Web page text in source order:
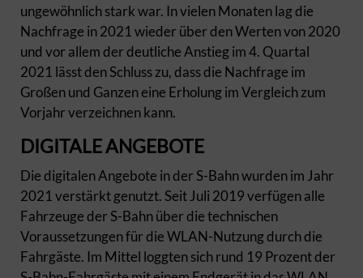
ungewöhnlich stark war. In vielen Monaten lag die
Nachfrage in 2021 wieder über den Werten von 2020
und vor allem der deutliche Anstieg im 4. Quartal
2021 lässt den Schluss zu, dass die Nachfrage im
Großen und Ganzen eine Erholung im Vergleich zum
Vorjahr verzeichnen kann.
DIGITALE ANGEBOTE
Die digitalen Angebote in der S-Bahn wurden im Jahr
2021 verstärkt genutzt. Seit Juli 2019 verfügen alle
Fahrzeuge der S-Bahn über die technischen
Voraussetzungen für die WLAN-Nutzung durch die
Fahrgäste. Im Mittel loggten sich rund 19 Prozent der